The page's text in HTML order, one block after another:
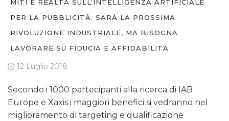
MITI E REALTÀ SULL’INTELLIGENZA ARTIFICIALE
PER LA PUBBLICITÀ. SARÀ LA PROSSIMA
RIVOLUZIONE INDUSTRIALE, MA BISOGNA
LAVORARE SU FIDUCIA E AFFIDABILITÀ
12 Luglio 2018
Secondo i 1000 partecipanti alla ricerca di IAB
Europe e Xaxis i maggiori benefici si vedranno nel
miglioramento di targeting e qualificazione